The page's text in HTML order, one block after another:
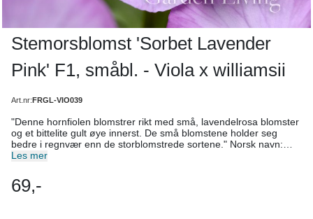
Stemorsblomst 'Sorbet Lavender
Pink' F1, småbl. - Viola x williamsii
Art.nr:FRGL-VIO039
"Denne hornfiolen blomstrer rikt med små, lavendelrosa blomster
og et bittelite gult øye innerst. De små blomstene holder seg
bedre i regnvær enn de storblomstrede sortene." Norsk navn:
Småblomstret stemorsblomst 'Sorbet Lavender Pink', også kalt
Høyde: 10–15 cm Blomsterfarge: Lavendelrosa Blomstringstid:
April­–juli, avhengig av såtidspunkt Lysforhold: Sol–skygge, men
Les mer
69,-